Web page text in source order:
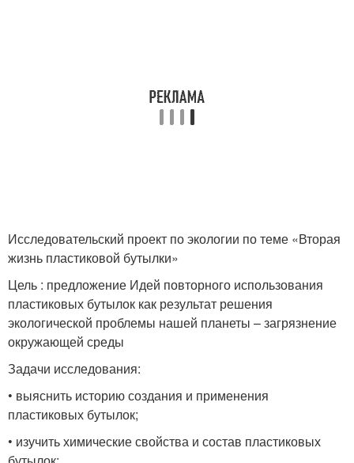
Исследовательский проект по экологии по теме «Вторая
жизнь пластиковой бутылки»
Цель : предложение Идей повторного использования
пластиковых бутылок как результат решения
экологической проблемы нашей планеты – загрязнение
окружающей среды
Задачи исследования:
• выяснить историю создания и применения
пластиковых бутылок;
• изучить химические свойства и состав пластиковых